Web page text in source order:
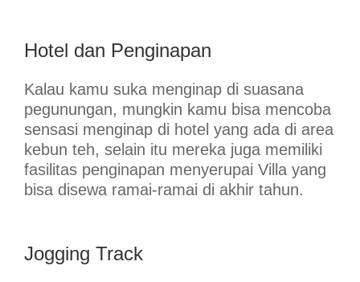
Hotel dan Penginapan
Kalau kamu suka menginap di suasana
pegunungan, mungkin kamu bisa mencoba
sensasi menginap di hotel yang ada di area
kebun teh, selain itu mereka juga memiliki
fasilitas penginapan menyerupai Villa yang
bisa disewa ramai-ramai di akhir tahun.
Jogging Track